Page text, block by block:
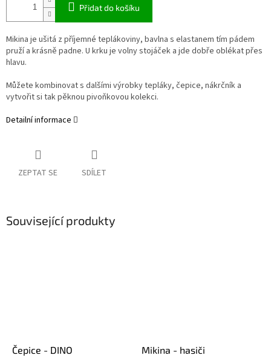
Přidat do košíku
Mikina je ušitá z příjemné teplákoviny, bavlna s elastanem tím pádem
pruží a krásně padne. U krku je volny stojáček a jde dobře oblékat přes
hlavu.
Můžete kombinovat s dalšími výrobky tepláky, čepice, nákrčník a
vytvořit si tak pěknou pivoňkovou kolekci.
Detailní informace
ZEPTAT SE SDÍLET
Související produkty
Čepice - DINO Mikina - hasiči